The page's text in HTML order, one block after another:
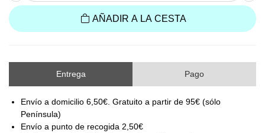
AÑADIR A LA CESTA
Entrega Pago
Envío a domicilio 6,50€. Gratuito a partir de 95€ (sólo
Península)
Envío a punto de recogida 2,50€